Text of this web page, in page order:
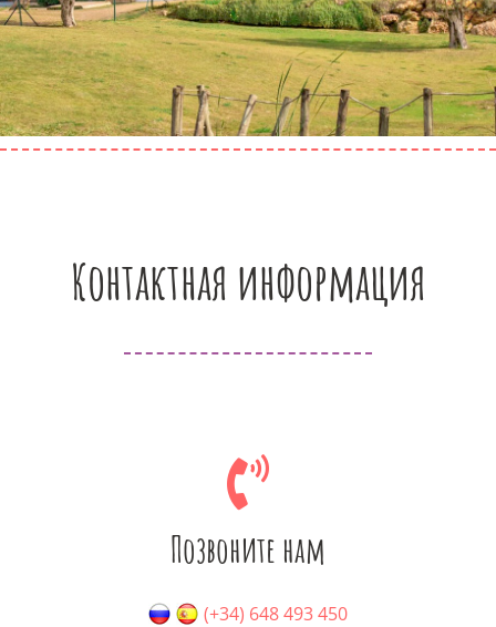
Контактная информация
Позвоните нам
(+34) 648 493 450